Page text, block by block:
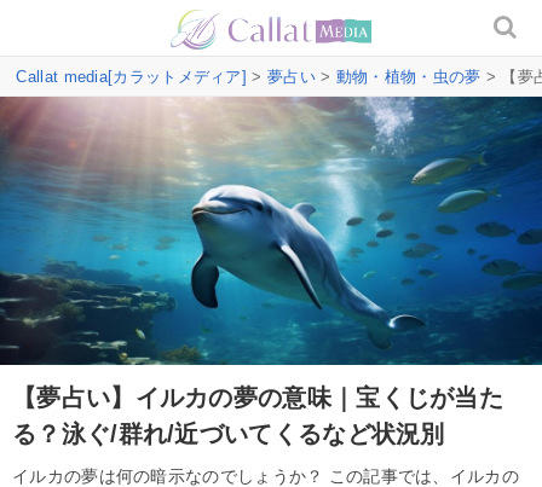
Callat media[カラットメディア] > 夢占い> 動物・植物・虫の夢 > 【夢
【夢占い】イルカの夢の意味｜宝くじが当た
る？泳ぐ/群れ/近づいてくるなど状況別
イルカの夢は何の暗示なのでしょうか？ この記事では、イルカの